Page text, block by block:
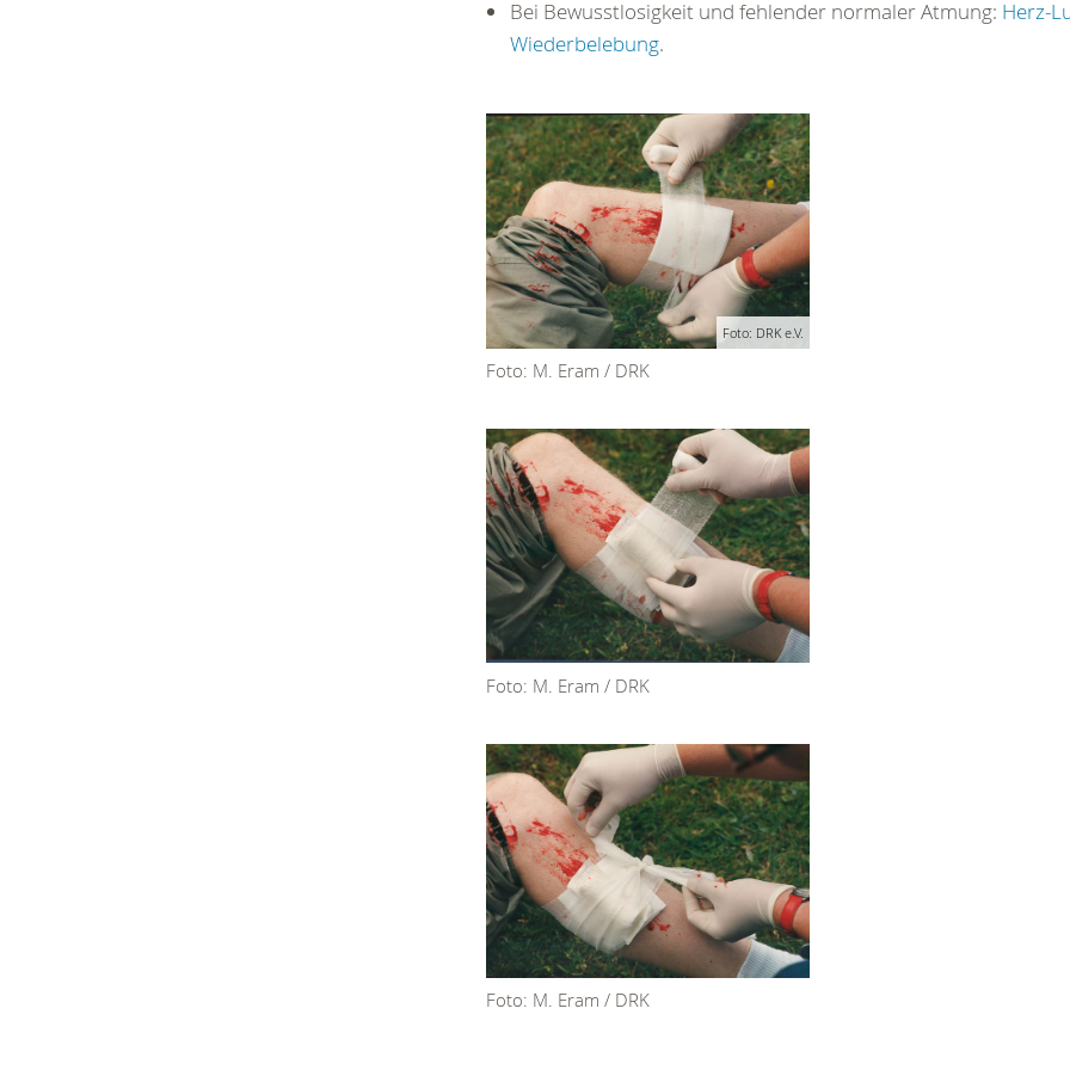
Bei Bewusstlosigkeit und fehlender normaler Atmung: Herz-
Wiederbelebung.
Foto: DRK e.V.
Foto: M. Eram / DRK
Foto: M. Eram / DRK
Foto: M. Eram / DRK